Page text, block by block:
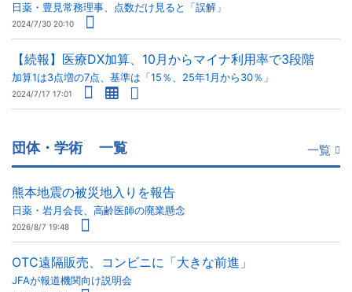
日薬・豊見常務理事、点数だけ見ると「誤解」
2024/7/30 20:10
【続報】医療DX加算、10月からマイナ利用率で3段階
加算1は3点増の7点、基準は「15％、25年1月から30％」
2024/7/17 17:01
団体・学術 一覧 一覧
熊本地震の被災地入りを報告
日薬・岩月会長、高齢医師の廃業懸念
2026/8/7 19:48
OTC遠隔販売、コンビニに「大きな前進」
JFAが報道機関向け説明会